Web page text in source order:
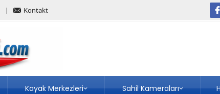
Kontakt
Kayak Merkezleri Sahil Kameraları